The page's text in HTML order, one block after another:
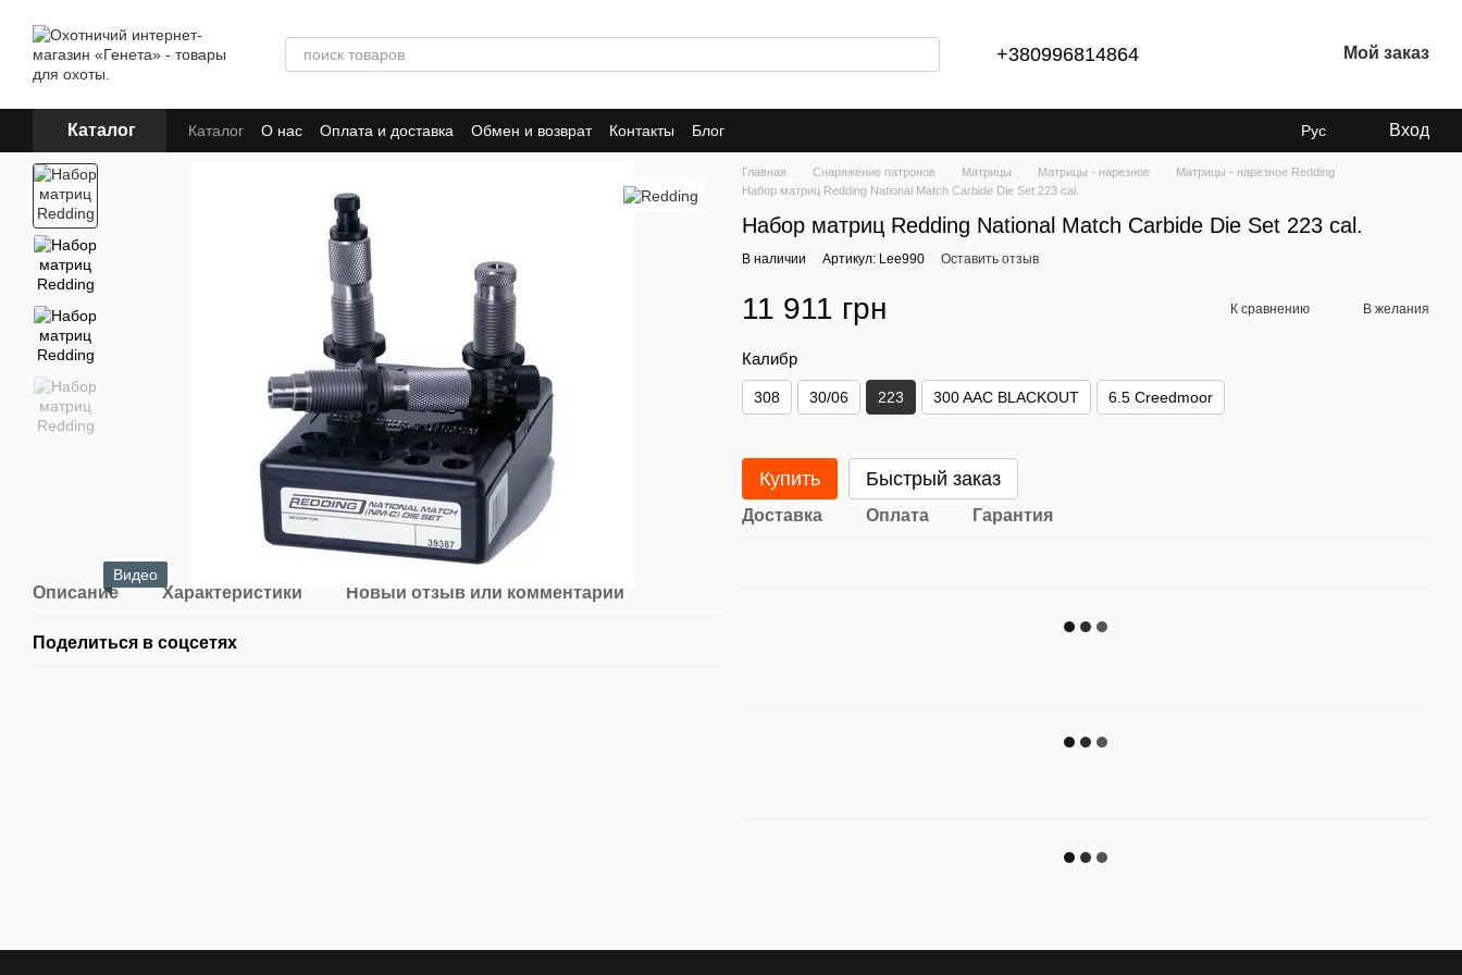
+380996814864 Мой заказ
Каталог Каталог О нас Оплата и доставка Обмен и возврат Контакты Блог Рус Вход
Видео
Описание Характеристики Новый отзыв или комментарий
Поделиться в соцсетях
Главная Снаряжение патронов Матрицы Матрицы - нарезное
Матрицы - нарезное Rеdding
Набор матриц Redding National Match Carbide Die Set 223 cal.
Набор матриц Redding National Match Carbide Die Set 223 cal.
В наличии Артикул: Lee990 Оставить отзыв
11 911 грн К сравнению В желания
Калибр
308 30/06 223 300 AAC BLACKOUT 6.5 Creedmoor
Купить Быстрый заказ
Доставка Оплата Гарантия